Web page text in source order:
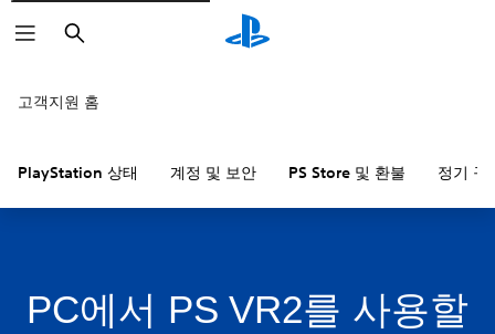
검
색
고객지원 홈
PlayStation 상태 계정 및 보안 PS Store 및 환불 정기 구
PC에서 PS VR2를 사용할